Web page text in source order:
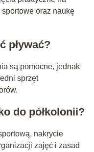
oraz naukę
pływać?
są pomocne, jednak
sprzęt
do półkolonii?
nakrycie
zajęć i zasad